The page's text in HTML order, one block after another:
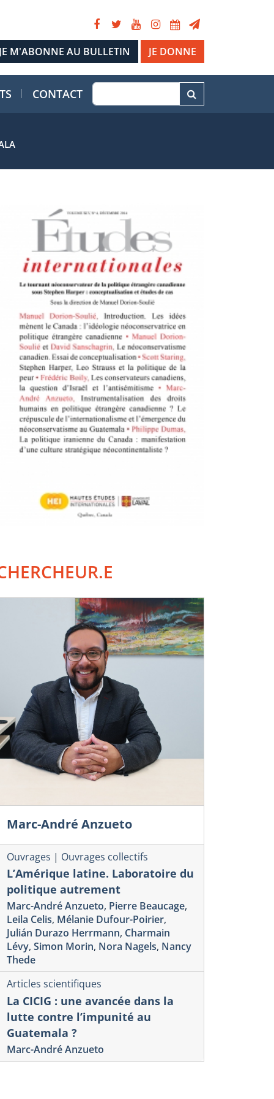
JE DONNE
CONTACT
Marc-André Anzueto
Ouvrages | Ouvrages collectifs
L’Amérique latine. Laboratoire du
politique autrement
Marc-André Anzueto, Pierre Beaucage,
Leila Celis, Mélanie Dufour-Poirier,
Julián Durazo Herrmann, Charmain
Lévy, Simon Morin, Nora Nagels, Nancy
Thede
Articles scientifiques
La CICIG : une avancée dans la
lutte contre l’impunité au
Guatemala ?
Marc-André Anzueto